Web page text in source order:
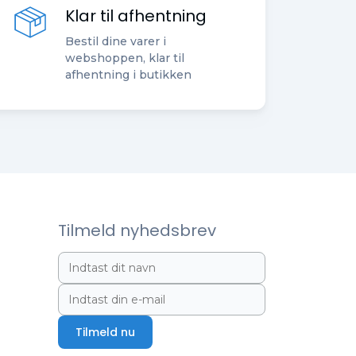
Klar til afhentning
Bestil dine varer i
webshoppen, klar til
afhentning i butikken
Tilmeld nyhedsbrev
Tilmeld nu